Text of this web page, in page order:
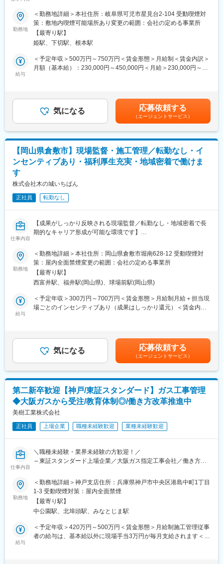
次長：木造新築住宅を主に営業
■職場環境：お弁当持参OK・空調完備。全社員での朝礼実施して
います！
■当社の魅力・やりがい：創業130年以上の当社は、東葛エリアの
工事を通じて地域と共に発展し、地元に貢献してきました。手掛
変更の範囲：会社の定める業務
ない状況です。
そのため、今後、事業を拡大していくためにも現在社長が担って
いる現場対応などの実務をお任せできる方を募集します。
■業務内容：
依頼をいただいてから完成引き渡しまでの一連業務をお任せしま
す。
・見積もり作成
・下請け業者の手配
様と打合せの時間もしっかり設け、お客様に満足いただく施工を
行っており、お客様対応から下請け業者など関係各社への対応も
お任せします。
ルチタスクで業務を担当いただきます。
現在、個人宅の外構やエクステリア工事を中心に年間200～300件
■組織、環境：
入社後は社長に同行のうえ、業務に慣れていただき少しずつ業務
をお任せ、お客様の対応もお任せしていきます。社長と二人三脚
で業務を行っていただきますが、気さくな社長のため相談なども
しやすいです。
■魅力、強み：
もサポートし続けていることで多くのお客様から信頼をいただい
ております。
一貫して自社施工しているため、完成が目に見えるのでやりがい
や面白さにもつながります。
◇年間施工件数増加中！
地域に密着して昔からのお付き合いを大事にし、お客様を想った
施工を行っている背景から、年間の施工件数が増加中！今後は個
人宅だけでなく、施設の外構にも業務を広げていく予定です。
変更の範囲：会社の定める業務
勤務地
＜勤務地詳細＞本社住所：岐阜県可児市星見台2-104 受動喫煙対
策：敷地内喫煙可能場所あり変更の範囲：会社の定める事業所
【最寄り駅】
姫駅、下切駅、根本駅
給与
＜予定年収＞500万円～750万円＜賃金形態＞月給制＜賃金内訳＞
月額（基本給）：230,000円～450,000円＜月給＞230,000円～
気になる 応募依頼する
（エージェントサービス）
【岡山県倉敷市】現場監督・施工管理／転勤なし・イ
ンセンティブあり・福利厚生充実・地域密着で働けま
す
株式会社木の城いちばん
正社員 転勤なし
仕事内容
【成果がしっかり反映される現場監督／転勤なし・地域密着で長
期的なキャリア形成が可能な環境です】
当社にて、住宅を中心とした建築現場の施工管理業務全般をお任
せします。現場見回りや材料手配、見積作成、契約後の進捗監
理、お客様との打ち合わせ、追加発注など、現場が円滑に進行す
るよう幅広い業務を担当いただきます。営業エリアは岡山県南地
域に限定され、転勤はありません。自らの頑張りがインセンティ
ブとして給与に反映されるため、やりがいを持って働けます。
・見積作成や追加・変更時の発注業務
・お客様への進捗報告や仕様打ち合わせ
現場状況により柔軟に勤務時間を調整しながら、全体の調和を図
ります。
■扱うサービス
主に戸建住宅・リフォーム案件を中心に、地域に根差した建築・
施工サービスを提供しています。
■組織構成
20代から60代まで幅広い年代が活躍しており、社員同士の距離が
近いアットホームな職場です。困ったことがあればすぐに相談で
■業務の魅力
転勤がなく、地域に密着した環境で長期的なキャリア形成が可能
です。担当現場ごとのインセンティブにより努力が直接評価され
■教育体制
勤務地
＜勤務地詳細＞本社住所：岡山県倉敷市堀南628-12 受動喫煙対
策：屋内全面禁煙変更の範囲：会社の定める事業所
【最寄り駅】
西富井駅、福井駅(岡山県)、球場前駅(岡山県)
給与
＜予定年収＞300万円～700万円＜賃金形態＞月給制月給＋担当現
場ごとのインセンティブあり（成果はしっかり還元）＜賃金内訳
律手当を含む）＜昇給有無＞有＜残業手当＞有賃金はあくまでも
目安の金額であり、選考を通じて上下する可能性があります。月
給(月額)は固定手当を含めた表記です。
気になる 応募依頼する
（エージェントサービス）
第二新卒歓迎【神戸/東証スタンダード】ガス工事管理
◆大阪ガスから受注/教育体制◎/働き方改革推進中
美樹工業株式会社
正社員 上場企業 職種未経験歓迎 業種未経験歓迎
仕事内容
＼職種未経験・業界未経験の方歓迎！／
～東証スタンダード上場企業／大阪ガス指定工事会社／働き方改
土日祝休み～
■業務内容：
大阪ガスの指定工事会社として、ガスを安全かつ安定的に供給す
るために、兵庫県内のガス管敷設工事等を行なっています。
ガス工事の施工数は県内トップクラスで、ガス導管(外管)工事、敷
地内工事(内管)、ガス管の保全業務、緊急保安業務などを担当して
勤務地
＜勤務地詳細＞神戸支店住所：兵庫県神戸市中央区港島中町1丁目
1-3 受動喫煙対策：屋内全面禁煙
【最寄り駅】
中公園駅、北埠頭駅、みなとじま駅
給与
＜予定年収＞420万円～500万円＜賃金形態＞月給制施工管理従事
者の給与は、基本給以外に現場手当3万円が毎月支給されます＜賃